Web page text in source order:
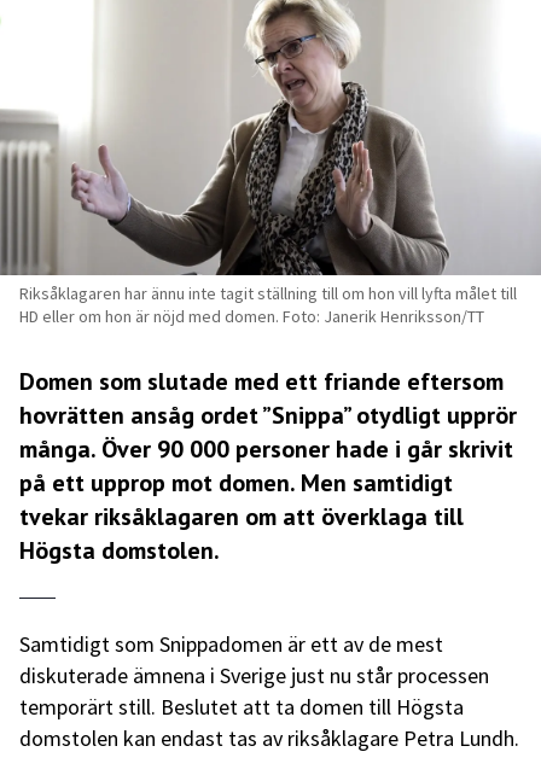
Riksåklagaren har ännu inte tagit ställning till om hon vill lyfta målet till
HD eller om hon är nöjd med domen. Foto: Janerik Henriksson/TT
Domen som slutade med ett friande eftersom
hovrätten ansåg ordet ”Snippa” otydligt upprör
många. Över 90 000 personer hade i går skrivit
på ett upprop mot domen. Men samtidigt
tvekar riksåklagaren om att överklaga till
Högsta domstolen.
Samtidigt som Snippadomen är ett av de mest
diskuterade ämnena i Sverige just nu står processen
temporärt still. Beslutet att ta domen till Högsta
domstolen kan endast tas av riksåklagare Petra Lundh.